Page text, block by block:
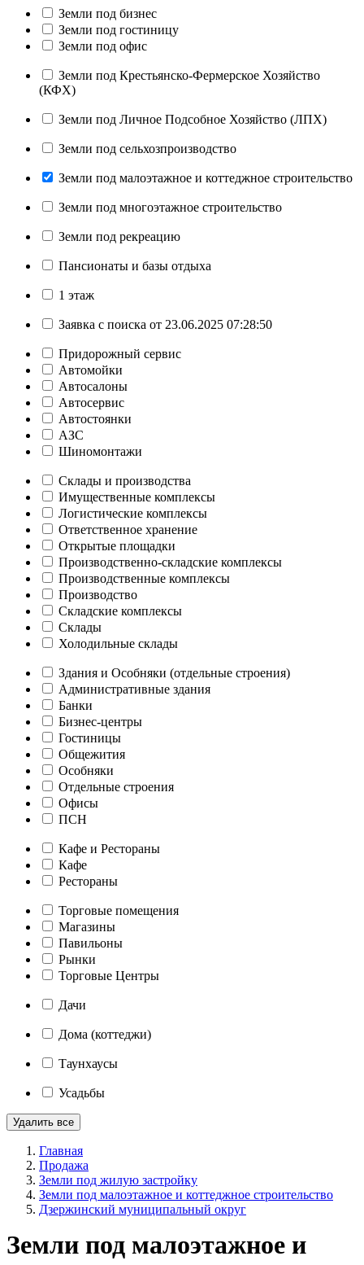
Земли под бизнес
Земли под гостиницу
Земли под офис
Земли под Крестьянско-Фермерское Хозяйство
(КФХ)
Земли под Личное Подсобное Хозяйство (ЛПХ)
Земли под сельхозпроизводство
Земли под малоэтажное и коттеджное строительство
Земли под многоэтажное строительство
Земли под рекреацию
Пансионаты и базы отдыха
1 этаж
Заявка с поиска от 23.06.2025 07:28:50
Придорожный сервис
Автомойки
Автосалоны
Автосервис
Автостоянки
АЗС
Шиномонтажи
Склады и производства
Имущественные комплексы
Логистические комплексы
Ответственное хранение
Открытые площадки
Производственно-складские комплексы
Производственные комплексы
Производство
Складские комплексы
Склады
Холодильные склады
Здания и Особняки (отдельные строения)
Административные здания
Банки
Бизнес-центры
Гостиницы
Общежития
Особняки
Отдельные строения
Офисы
ПСН
Кафе и Рестораны
Кафе
Рестораны
Торговые помещения
Магазины
Павильоны
Рынки
Торговые Центры
Дачи
Дома (коттеджи)
Таунхаусы
Усадьбы
Удалить все
Главная
Продажа
Земли под жилую застройку
Земли под малоэтажное и коттеджное строительство
Дзержинский муниципальный округ
Земли под малоэтажное и